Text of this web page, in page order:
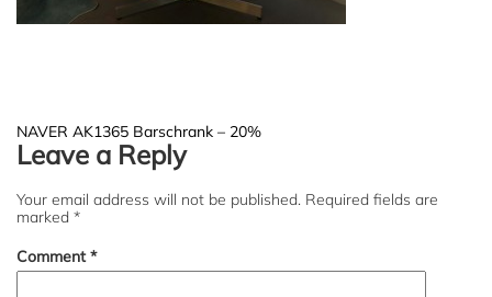
Post
navigation
NAVER AK1365 Barschrank – 20%
Leave a Reply
Your email address will not be published. Required fields are
marked *
Comment*